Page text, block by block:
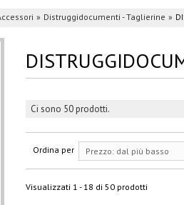
Distruggidocumenti - Taglierine
Ci sono 50 prodotti.
Ordina per Prezzo: dal più basso
Visualizzati 1 - 18 di 50 prodotti